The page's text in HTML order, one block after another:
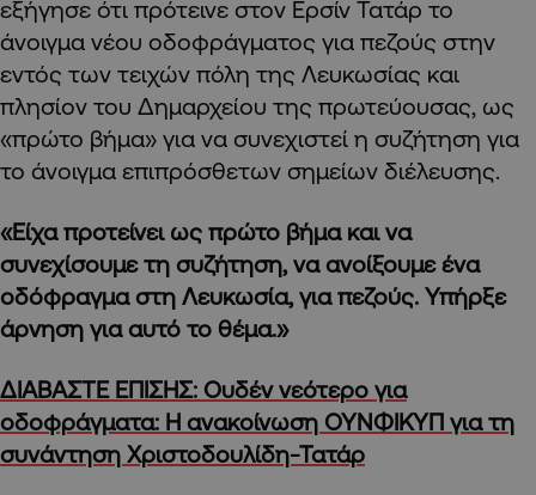
εξήγησε ότι πρότεινε στον Ερσίν Τατάρ το
άνοιγμα νέου οδοφράγματος για πεζούς στην
εντός των τειχών πόλη της Λευκωσίας και
πλησίον του Δημαρχείου της πρωτεύουσας, ως
«πρώτο βήμα» για να συνεχιστεί η συζήτηση για
το άνοιγμα επιπρόσθετων σημείων διέλευσης.
«Είχα προτείνει ως πρώτο βήμα και να
συνεχίσουμε τη συζήτηση, να ανοίξουμε ένα
οδόφραγμα στη Λευκωσία, για πεζούς. Υπήρξε
άρνηση για αυτό το θέμα.»
ΔΙΑΒΑΣΤΕ ΕΠΙΣΗΣ: Ουδέν νεότερο για
οδοφράγματα: Η ανακοίνωση ΟΥΝΦΙΚΥΠ για τη
συνάντηση Χριστοδουλίδη-Τατάρ